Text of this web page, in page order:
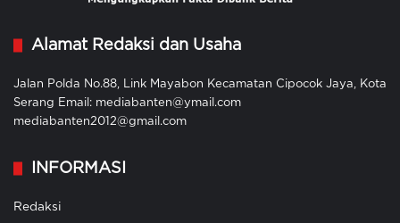
Alamat Redaksi dan Usaha
Jalan Polda No.88, Link Mayabon Kecamatan Cipocok Jaya, Kota
Serang Email: mediabanten@ymail.com
mediabanten2012@gmail.com
INFORMASI
Redaksi